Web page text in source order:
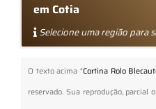
em Cotia
Selecione uma região para
O texto acima "Cortina Rolo
reservado. Sua reprodução,